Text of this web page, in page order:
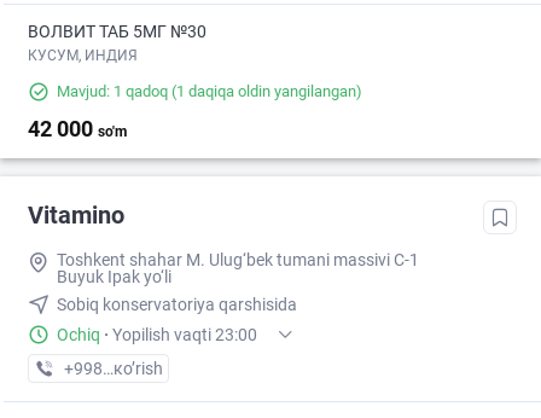
ВОЛВИТ ТАБ 5МГ №30
КУСУМ, ИНДИЯ
Mavjud: 1 qadoq (1 daqiqa oldin yangilangan)
42 000 so'm
Vitamino
Toshkent shahar M. Ulug‘bek tumani massivi C-1
Buyuk Ipak yo‘li
Sobiq konservatoriya qarshisida
Ochiq · Yopilish vaqti 23:00
+998 (95) XXX-XX-XX
кo’rish